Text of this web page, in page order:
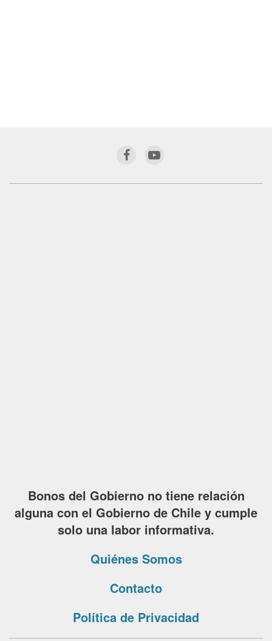
Bonos del Gobierno no tiene relación
alguna con el Gobierno de Chile y cumple
solo una labor informativa.
Quiénes Somos
Contacto
Política de Privacidad